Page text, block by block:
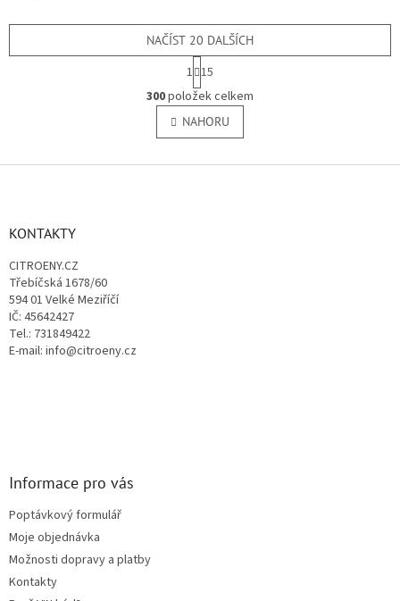
systémů do prvovýroby
do prvovýroby mnoha...
O
v
l
á
NAČÍST 20 DALŠÍCH
S
t
r
á
n
k
v
1 15
300položek celkem
NAHORU
KONTAKTY
CITROENY.CZ
Třebíčská 1678/60
594 01 Velké Meziříčí
IČ: 45642427
Tel.: 731849422
E-mail: info@citroeny.cz
Informace pro vás
Poptávkový formulář
Moje objednávka
Možnosti dopravy a platby
Kontakty